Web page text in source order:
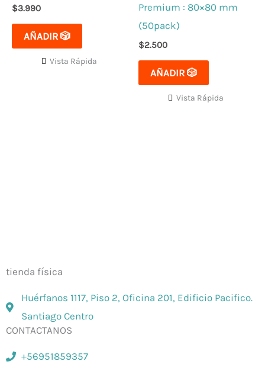
$3.990
AÑADIR 🎲
Vista Rápida
Premium : 80×80 mm
(50pack)
$2.500
AÑADIR 🎲
Vista Rápida
tienda física
Huérfanos 1117, Piso 2, Oficina 201, Edificio Pacifico.
Santiago Centro
CONTACTANOS
+56951859357